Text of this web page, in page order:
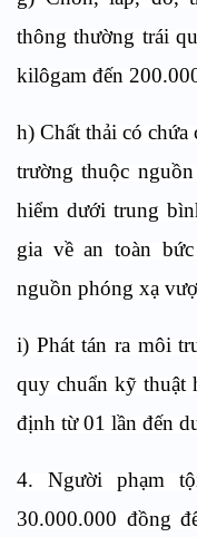
thông thường trái
kilôgam đến
h) Chất thải có
trường thuộc
hiểm dưới trung
gia về an toàn
nguồn phóng xạ
i) Phát tán ra môi
quy chuẩn kỹ thuật
định từ 01 lần đến
4. Người phạm
30.000.000 đồng